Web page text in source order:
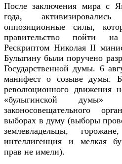
После заключения мира с
года,
оппозиционные силы,
правительство пойти
Рескриптом Николая II
Булыгину были поручено
Государственной думы. 6
манифест о созыве думы.
революционного движения
«булыгинской думы»
законосовещательного
выборах в думу (выборы
землевладельцы,
интеллигенция и мелкая
прав не имели).